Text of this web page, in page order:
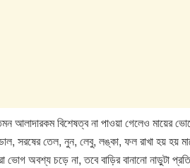
আলাদারকম বিশেষত্ব না পাওয়া গেলেও মায়ের
সরষের তেল, নুন, লেবু, লঙ্কা, ফল রাখা হয় হয়
ভোগ অবশ্য চড়ে না, তবে বাড়ির বানানো নাড়ুটা